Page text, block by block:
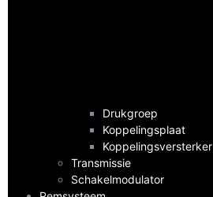
Drukgroep
Koppelingsplaat
Koppelingsversterker
Transmissie
Schakelmodulator